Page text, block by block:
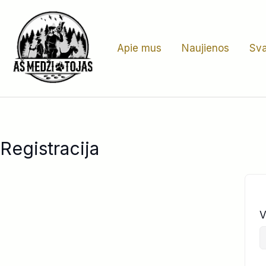
turinio
Apie mus
Naujienos
Registracija